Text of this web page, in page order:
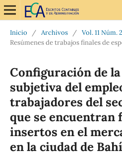
Inicio / Archivos / Vol. 11 Núm.
Resúmenes de trabajos finales de
Configuración de
subjetiva del
trabajadores del
que se encuentran
insertos en el
en la ciudad de